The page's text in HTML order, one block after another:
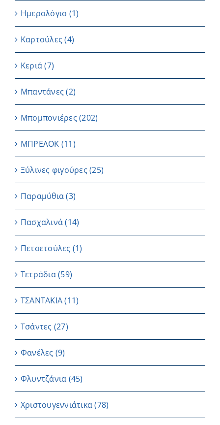
Ημερολόγιο (1)
Καρτούλες (4)
Κεριά (7)
Μπαντάνες (2)
Μπομπονιέρες(202)
ΜΠΡΕΛΟΚ (11)
Ξύλινες φιγούρες(25)
Παραμύθια (3)
Πασχαλινά (14)
Πετσετούλες (1)
Τετράδια(59)
ΤΣΑΝΤΑΚΙΑ (11)
Τσάντες (27)
Φανέλες (9)
Φλυντζάνια (45)
Χριστουγεννιάτικα(78)